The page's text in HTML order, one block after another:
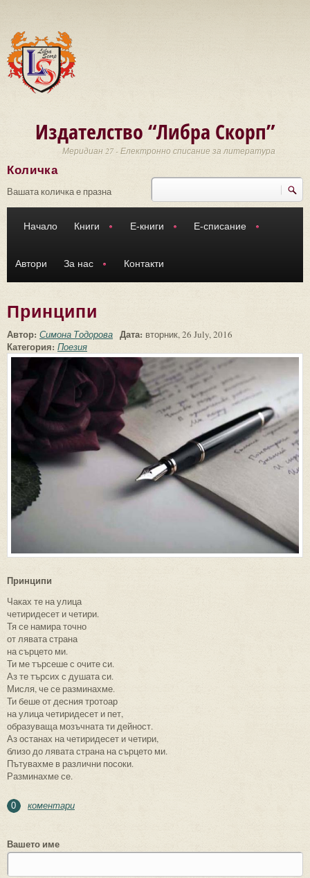
Издателство “Либра Скорп”
Меридиан 27 - Електронно списание за литература
Търси
Количка
Вашата количка е празна
Начало Книги Е-книги Е-списание
Автори За нас Контакти
Принципи
Автор: Симона Тодорова Дата: вторник, 26 July, 2016
Категория: Поезия
Принципи
Чаках те на улица
четиридесет и четири.
Тя се намира точно
от лявата страна
на сърцето ми.
Ти ме търсеше с очите си.
Аз те търсих с душата си.
Мисля, че се разминахме.
Ти беше от десния тротоар
на улица четиридесет и пет,
образуваща мозъчната ти дейност.
Аз останах на четиридесет и четири,
близо до лявата страна на сърцето ми.
Пътувахме в различни посоки.
Разминахме се.
0 коментари
Вашето име